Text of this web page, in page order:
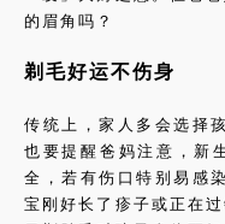
的眉角吗？
剃毛好运不伤身
传统上，家人多会选择
也要提醒爸妈注意，新
全，若有伤口特别易感
宝刚好长了疹子或正在